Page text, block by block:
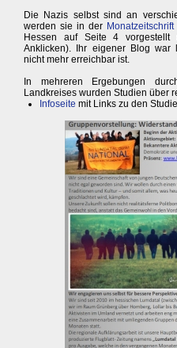
Die Nazis selbst sind an
werden sie in der
Hessen auf Seite 4
Anklicken). Ihr eigener Blog war
nicht mehr erreichbar ist.
In mehreren Ergebungen
Landkreises wurden Studien über
Infoseite mit Links zu den